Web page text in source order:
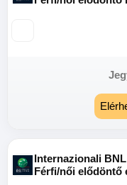
Internazionali BNL
Férfi/női elődöntő